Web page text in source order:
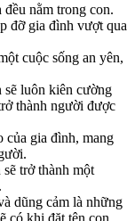
nằm trong con.
đỡ gia đình vượt qua
cuộc sống an yên,
sẽ luôn kiên cường
thành người được
của gia đình, mang
trở thành một
dũng cảm là những
có khi đặt tên con